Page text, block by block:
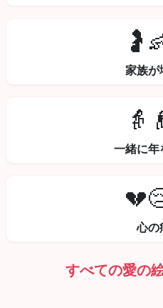
家族が
一緒に年
心の
すべての愛の